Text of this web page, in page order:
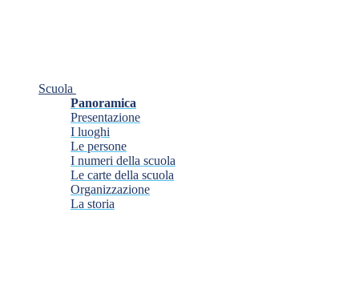
Scuola
Panoramica
Presentazione
I luoghi
Le persone
I numeri della scuola
Le carte della scuola
Organizzazione
La storia